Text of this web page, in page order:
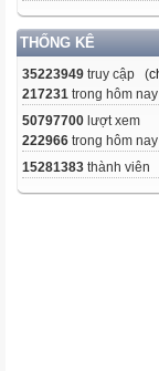
THỐNG KÊ
35223949 truy cập (
217231 trong hôm nay
50797700 lượt xem
222966 trong hôm nay
15281383 thành viên